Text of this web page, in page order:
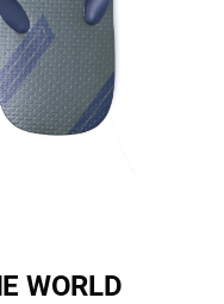
WORLD